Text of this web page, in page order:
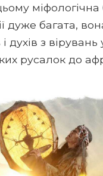
міфологічна
дуже багата,
духів з вірувань
русалок до